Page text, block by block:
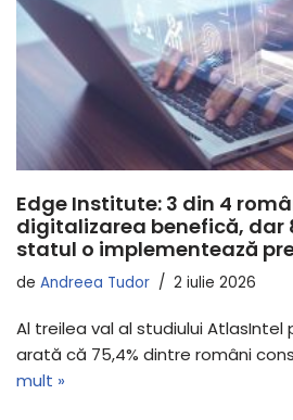
Edge Institute: 3 din 4
digitalizarea benefică, dar
statul o implementează
de Andreea Tudor 2 iulie 2026
Al treilea val al studiului
arată că 75,4% dintre români
mult »